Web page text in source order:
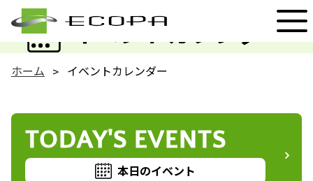
イベントカレンダー
EVENT
ホーム イベントカレンダー
TODAY'S EVENTS
本日のイベント